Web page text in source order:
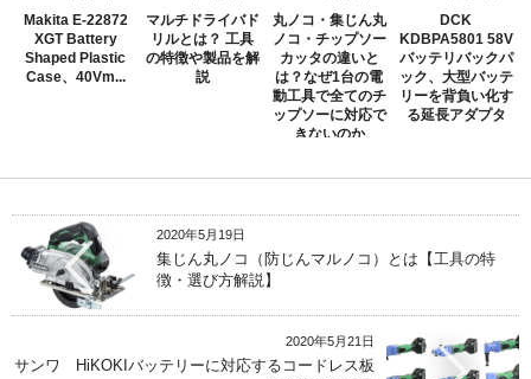
Makita E-22872
XGT Battery
Shaped Plastic
Case、40Vm...
マルチドライバド
リルとは？ 工具
の特徴や製品を解
説
丸ノコ・集じん丸
ノコ・チップソー
カッタの違いと
は？なぜ1台の電
動工具で全てのチ
ップソーに対応で
きないのか
DCK
KDBPA5801 58V
バッテリバックパ
ック、大型バッテ
リーを背負い化す
る延長アダプタ
2020年5月19日
集じん丸ノコ（防じんマルノコ）とは【工具の特
徴・選び方解説】
2020年5月21日
サンワ HiKOKIバッテリーに対応するコードレス板